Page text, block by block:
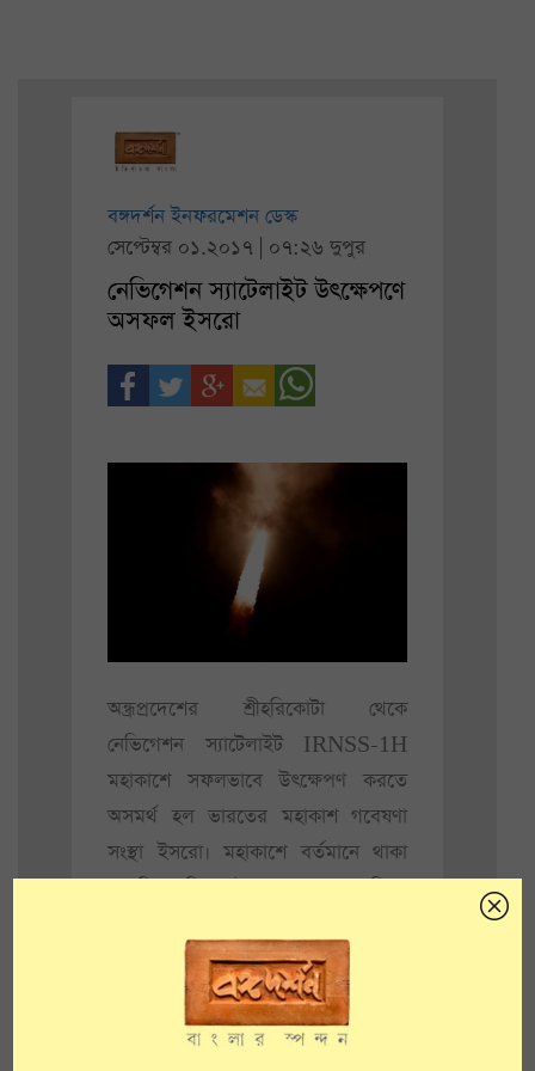
বঙ্গদর্শন ইনফরমেশন ডেস্ক
সেপ্টেম্বর ০১.২০১৭ | ০৭:২৬ দুপুর
নেভিগেশন স্যাটেলাইট উৎক্ষেপণে
অসফল ইসরো
অন্ধ্রপ্রদেশের শ্রীহরিকোটা থেকে
নেভিগেশন স্যাটেলাইট IRNSS-1H
মহাকাশে সফলভাবে উৎক্ষেপণ করতে
অসমর্থ হল ভারতের মহাকাশ গবেষণা
সংস্থা ইসরো। মহাকাশে বর্তমানে থাকা
ইসরো চেয়ারম্যান এএস কিরণ কুমার
উৎক্ষেপণের কিছুক্ষণ পরই সাংবাদিক
সম্মেলন করে জানিয়ে দেন উৎক্ষেপণটি